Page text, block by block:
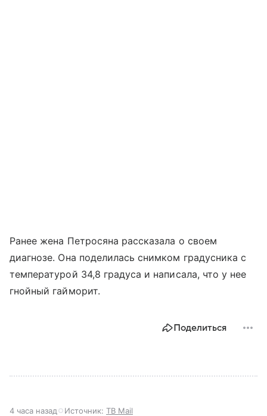
Ранее жена Петросяна рассказала о своем
диагнозе. Она поделилась снимком градусника с
температурой 34,8 градуса и написала, что у нее
гнойный гайморит.
Поделиться
4 часа назад Источник: ТВ Mail